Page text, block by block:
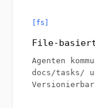
[fs]
File-
Agenten
docs/tasks/